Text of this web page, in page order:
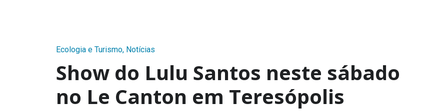
Ecologia e Turismo, Notícias
Show do Lulu Santos neste sábado
no Le Canton em Teresópolis